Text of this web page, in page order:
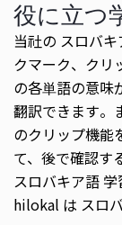
役に立つ
当社の スロバ
クマーク、クリ
の各単語の意味
翻訳できます。
のクリップ機能
て、後で確認す
スロバキア語
hilokal は スロ